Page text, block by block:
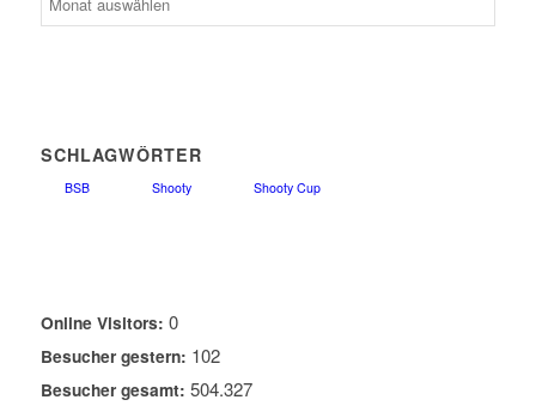
SCHLAGWÖRTER
BSB Shooty Shooty Cup
Online Visitors: 0
Besucher gestern: 102
Besucher gesamt: 504.327